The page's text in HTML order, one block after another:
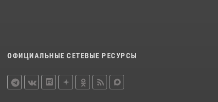
ОФИЦИАЛЬНЫЕ СЕТЕВЫЕ РЕСУРСЫ